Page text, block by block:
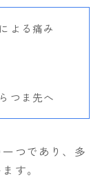
よる痛み
つま先へ
つであり、多
す。